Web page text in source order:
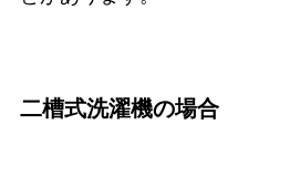
二槽式洗濯機の場合